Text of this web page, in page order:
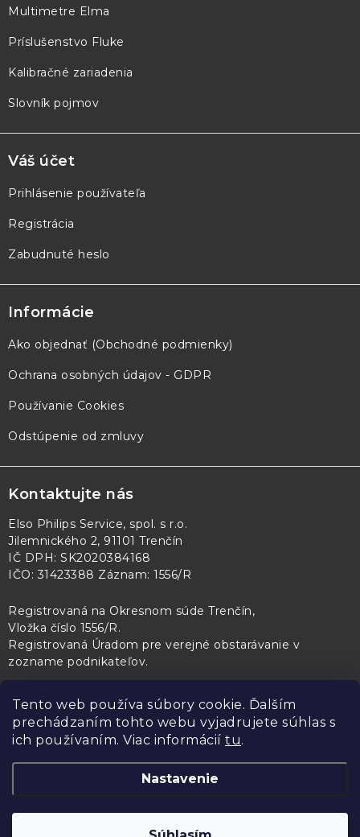
Tento web používa súbory cookie. Ďalším
prechádzaním tohto webu vyjadrujete súhlas s
ich používaním. Viac informácií tu.
Nastavenie
e
Multimetre Elma
Príslušenstvo Fluke
Kalibračné zariadenia
Slovník pojmov
Váš účet
Prihlásenie používateľa
Registrácia
Zabudnuté heslo
Informácie
Ako objednať (Obchodné podmienky)
Ochrana osobných údajov - GDPR
Používanie Cookies
Odstúpenie od zmluvy
Kontaktujte nás
Elso Philips Service, spol. s r.o.
Jilemnického 2, 91101 Trenčín
IČ DPH: SK2020384168
IČO: 31423388 Záznam: 1556/R
Registrovaná na Okresnom súde Trenčín,
Vložka číslo 1556/R.
Registrovaná Úradom pre verejné obstarávanie v
zozname podnikateľov.
PL Servis Kontroltech Technický skúšobný ústav Piešťany
Copyright 2026
Upraviť